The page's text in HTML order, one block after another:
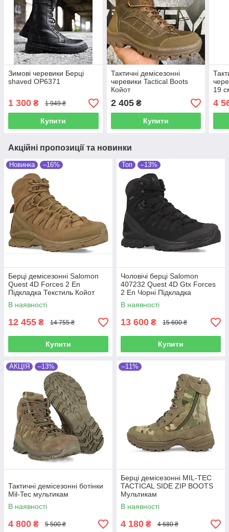
Зимові черевики Берці
shaved ОР6371
1 300 ₴ 1 949 ₴
Купити
Тактичні демісезонні
черевики Tactical Boots
Койот
2 405₴
Купити
19
4
Акційні пропозиції та новинки
Новинка –16%
Берці демісезонні Salomon
Quest 4D Forces 2 En
Підкладка Текстиль Койот
В наявності
12 455 ₴ 14 755 ₴
Купити
Топ –13%
Чоловічі берці Salomon
407232 Quest 4D Gtx Forces
2 En Чорні Підкладка
Мембрана: Gore-Tex
В наявності
13 600 ₴ 15 600 ₴
Купити
АКЦІЯ –13%
Тактичні демісезонні ботінки
Mil-Tec мультикам
В наявності
4 800 ₴ 5 500 ₴
–11%
Берці демісезонні MIL-TEC
TACTICAL SIDE ZIP BOOTS
Мультикам
В наявності
4 180 ₴ 4 680 ₴